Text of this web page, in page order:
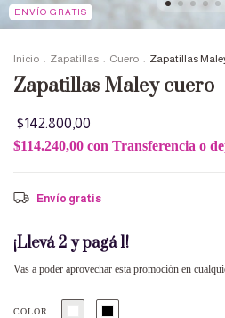
ENVÍO GRATIS
Inicio . Zapatillas . Cuero . Zapatillas
Zapatillas Maley cuero
$142.800,00
$114.240,00 con Transferencia o
Envío gratis
¡Llevá 2 y pagá 1!
Vas a poder aprovechar esta promoción en
COLOR